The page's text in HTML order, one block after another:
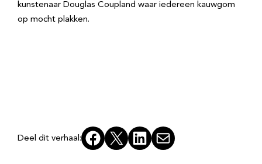
kunstenaar Douglas Coupland waar iedereen kauwgom
op mocht plakken.
Deel dit verhaal: Facebook
X LinkedInE-mail